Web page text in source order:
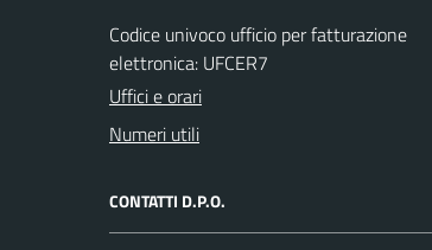
Codice univoco ufficio per fatturazione
elettronica: UFCER7
Uffici e orari
Numeri utili
CONTATTI D.P.O.